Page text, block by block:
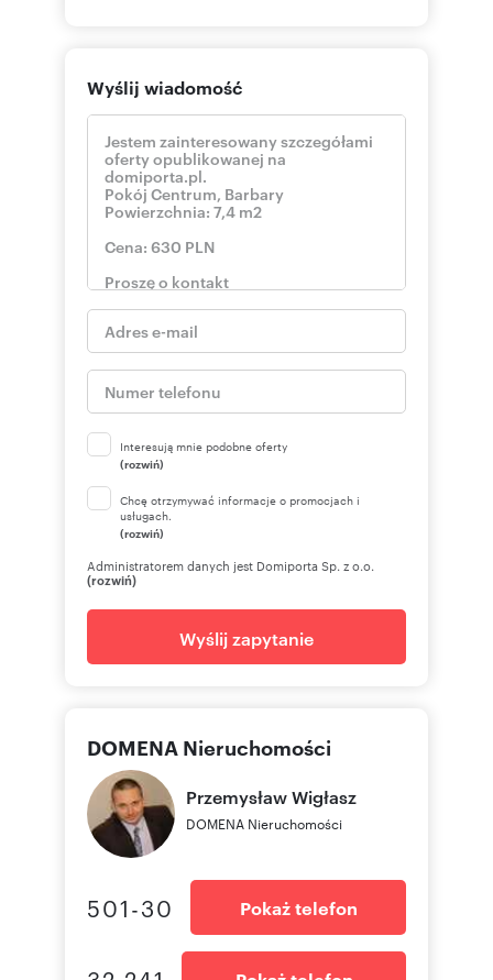
Wyślij wiadomość
Interesują mnie podobne oferty
(rozwiń)
Chcę otrzymywać informacje o promocjach i
usługach.
(rozwiń)
Administratorem danych jest Domiporta Sp. z o.o.
(rozwiń)
Wyślij zapytanie
DOMENA Nieruchomości
PrzemysławWigłasz
DOMENA Nieruchomości
501-30 Pokaż telefon